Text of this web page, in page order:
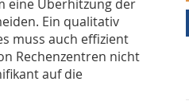
eine Überhitzung der
Ein qualitativ
muss auch effizient
Rechenzentren nicht
auf die